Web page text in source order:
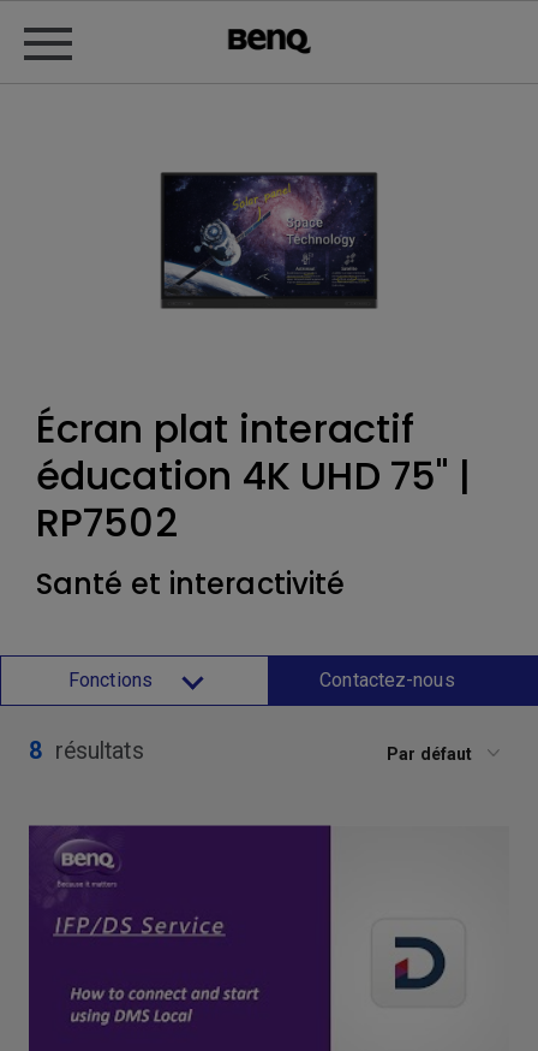
Écran plat interactif
éducation 4K UHD 75" |
RP7502
Santé et interactivité
Fonctions Contactez-nous
8 résultats Par défaut